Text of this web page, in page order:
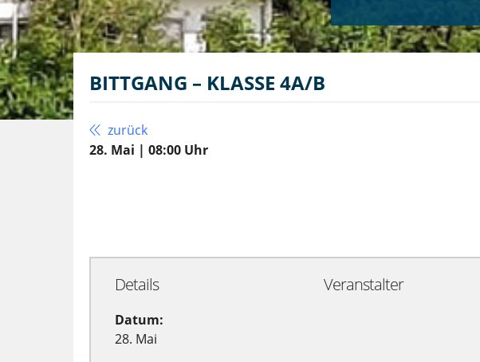
BITTGANG – KLASSE 4A/B
zurück
28. Mai | 08:00 Uhr
Details
Datum:
28. Mai
Veranstalter